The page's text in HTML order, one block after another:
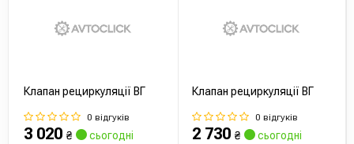
Клапан рециркуляції ВГ
0 відгуків
3 020 ₴ сьогодні
Клапан рециркуляції ВГ
0 відгуків
2 730 ₴ сьогодні